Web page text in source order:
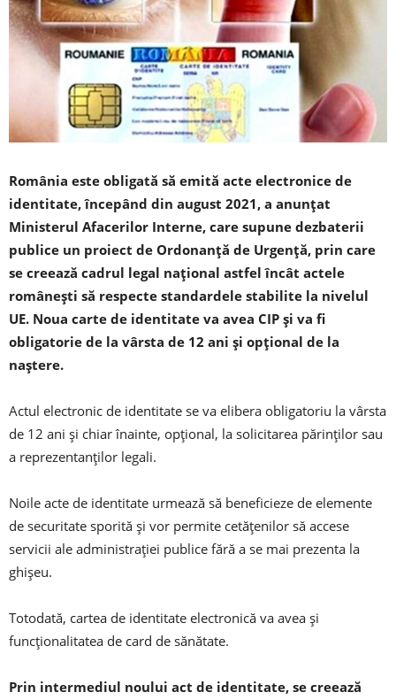
România este obligată să emită acte electronice de
identitate, începând din august 2021, a anunţat
Ministerul Afacerilor Interne, care supune dezbaterii
publice un proiect de Ordonanţă de Urgenţă, prin care
se creează cadrul legal naţional astfel încât actele
româneşti să respecte standardele stabilite la nivelul
UE. Noua carte de identitate va avea CIP și va fi
obligatorie de la vârsta de 12 ani și opțional de la
naștere.
Actul electronic de identitate se va elibera obligatoriu la vârsta
de 12 ani şi chiar înainte, opţional, la solicitarea părinţilor sau
a reprezentanţilor legali.
Noile acte de identitate urmează să beneficieze de elemente
de securitate sporită şi vor permite cetăţenilor să accese
servicii ale administraţiei publice fără a se mai prezenta la
ghişeu.
Totodată, cartea de identitate electronică va avea şi
funcţionalitatea de card de sănătate.
Prin intermediul noului act de identitate, se creează